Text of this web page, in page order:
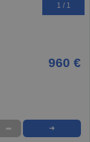
1 / 1
960 €
➦ ➜